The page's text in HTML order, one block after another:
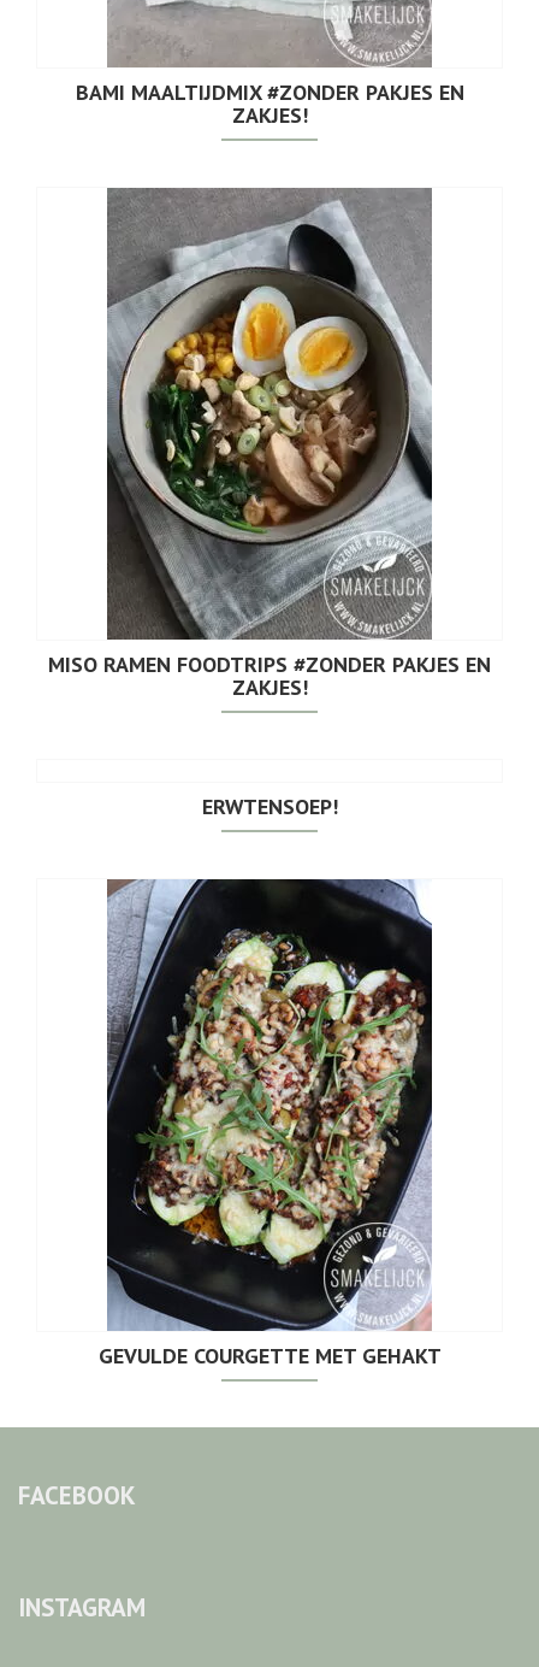
BAMI MAALTIJDMIX #ZONDER PAKJES EN
ZAKJES!
MISO RAMEN FOODTRIPS #ZONDER PAKJES EN
ZAKJES!
ERWTENSOEP!
GEVULDE COURGETTE MET GEHAKT
FACEBOOK
INSTAGRAM